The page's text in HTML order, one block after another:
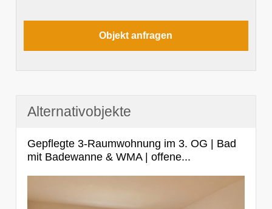
Alternativobjekte
Gepflegte 3-Raumwohnung im 3. OG | Bad
mit Badewanne & WMA | offene...